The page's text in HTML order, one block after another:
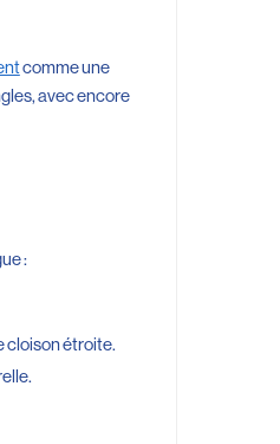
comme une
avec encore
:
cloison étroite.